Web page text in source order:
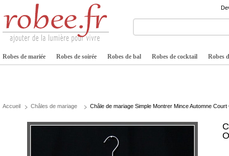
Robes de mariée Robes de soirée Robes de bal Robes de cocktail Robes
Accueil Châles de mariage Châle de mariage Simple Montrer Mince Automne